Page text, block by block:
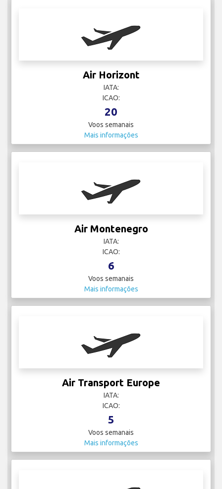
Air Horizont
IATA:
ICAO:
20
Voos semanais
Mais informações
Air Montenegro
IATA:
ICAO:
6
Voos semanais
Mais informações
Air Transport Europe
IATA:
ICAO:
5
Voos semanais
Mais informações